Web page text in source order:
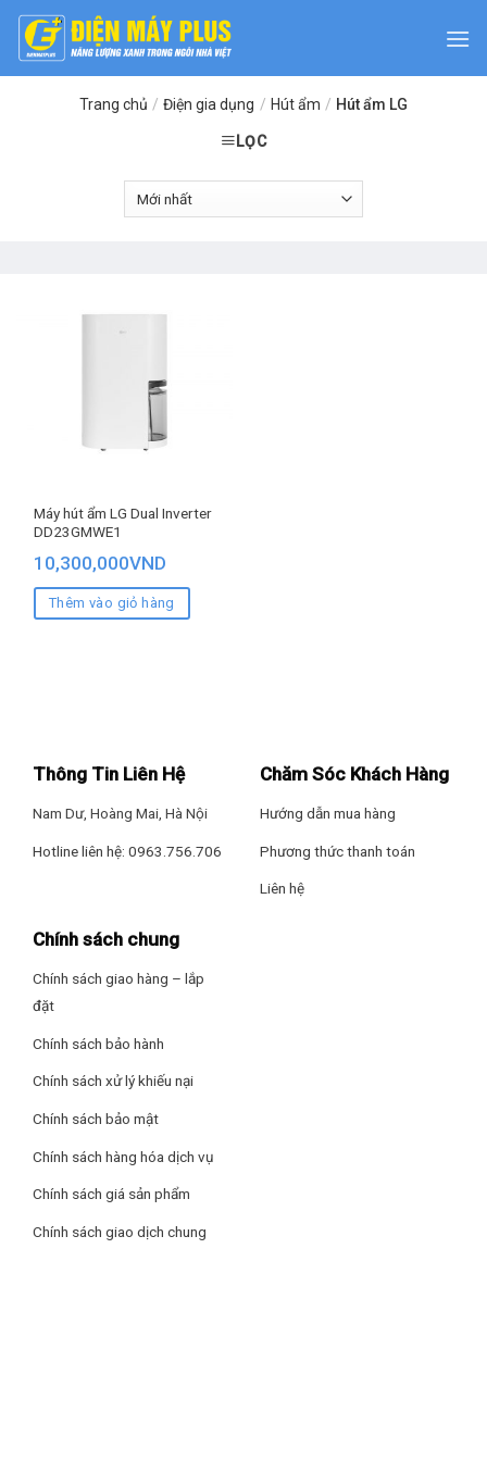
Skip
content
Trang chủ / Điện gia dụng / Hút ẩm / Hút ẩm LG
LỌC
Máy hút ẩm LG Dual Inverter
DD23GMWE1
10,300,000VND
Thêm vào giỏ hàng
Thông Tin Liên Hệ
Nam Dư, Hoàng Mai, Hà Nội
Hotline liên hệ: 0963.756.706
Chăm Sóc Khách Hàng
Hướng dẫn mua hàng
Phương thức thanh toán
Liên hệ
Chính sách chung
Chính sách giao hàng – lắp
đặt
Chính sách bảo hành
Chính sách xử lý khiếu nại
Chính sách bảo mật
Chính sách hàng hóa dịch vụ
Chính sách giá sản phẩm
Chính sách giao dịch chung